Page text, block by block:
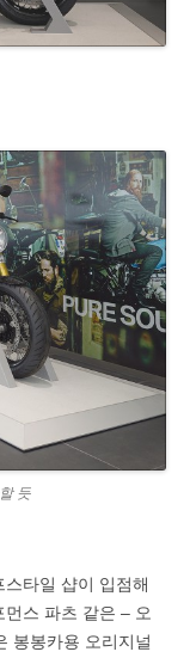
듯
타일 샵이 입점해
스 파츠 같은 – 오
봉봉카용 오리지널